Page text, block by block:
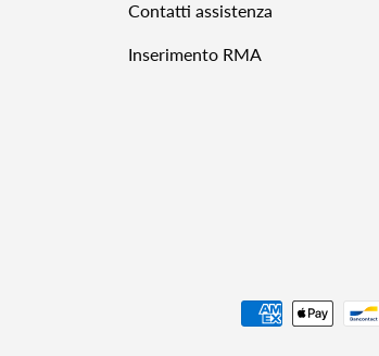
Contatti assistenza
Inserimento RMA
Metodi di pagamento